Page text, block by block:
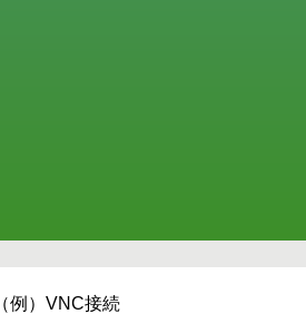
（例）VNC接続